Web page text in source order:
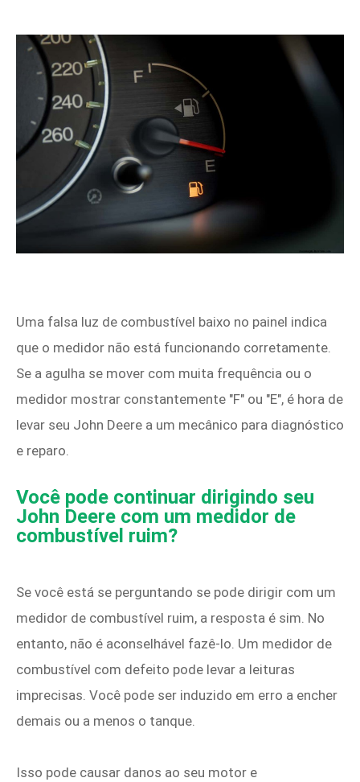
Uma falsa luz de combustível baixo no painel indica
que o medidor não está funcionando corretamente.
Se a agulha se mover com muita frequência ou o
medidor mostrar constantemente "F" ou "E", é hora de
levar seu John Deere a um mecânico para diagnóstico
e reparo.
Você pode continuar dirigindo seu
John Deere com um medidor de
combustível ruim?
Se você está se perguntando se pode dirigir com um
medidor de combustível ruim, a resposta é sim. No
entanto, não é aconselhável fazê-lo. Um medidor de
combustível com defeito pode levar a leituras
imprecisas. Você pode ser induzido em erro a encher
demais ou a menos o tanque.
Isso pode causar danos ao seu motor e